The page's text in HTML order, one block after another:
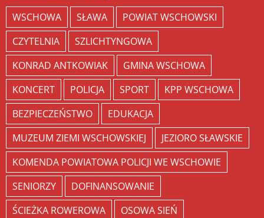
WSCHOWA SŁAWA
POWIAT WSCHOWSKI
CZYTELNIA
SZLICHTYNGOWA
KONRAD ANTKOWIAK
GMINA WSCHOWA
KONCERT
POLICJA SPORT
KPP WSCHOWA
BEZPIECZEŃSTWO
EDUKACJA
MUZEUM ZIEMI WSCHOWSKIEJ
JEZIORO SŁAWSKIE
KOMENDA POWIATOWA POLICJI WE WSCHOWIE
SENIORZY
DOFINANSOWANIE
ŚCIEŻKA ROWEROWA
OSOWA SIEŃ